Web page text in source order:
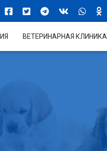
ВЕТЕРИНАРНАЯ КЛИНИКА